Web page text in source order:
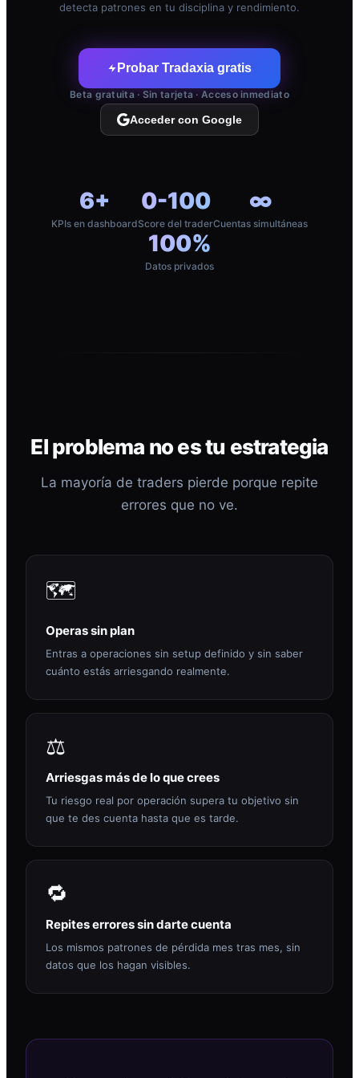
detecta patrones en tu disciplina y rendimiento.
Probar Tradaxia gratis
Beta gratuita · Sin tarjeta · Acceso inmediato
Acceder con Google
6+
KPIs en dashboard
0-100
Score del trader
∞
Cuentas simultáneas
100%
Datos privados
El problema no es tu estrategia
La mayoría de traders pierde porque repite
errores que no ve.
🗺️
Operas sin plan
Entras a operaciones sin setup definido y sin saber
cuánto estás arriesgando realmente.
⚖️
Arriesgas más de lo que crees
Tu riesgo real por operación supera tu objetivo sin
que te des cuenta hasta que es tarde.
🔁
Repites errores sin darte cuenta
Los mismos patrones de pérdida mes tras mes, sin
datos que los hagan visibles.